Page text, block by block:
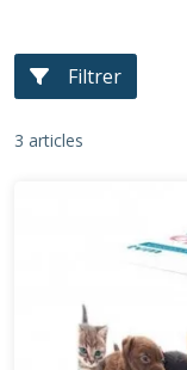
Filtrer
3 articles